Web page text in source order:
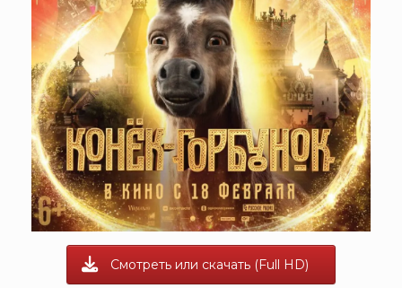
Смотреть или скачать (Full HD)